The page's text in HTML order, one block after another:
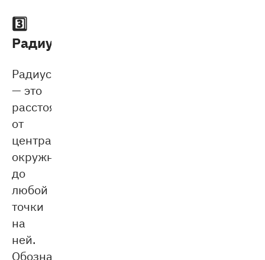
3️⃣
Радиус
Радиус
— это
расстояние
от
центра
окружности
до
любой
точки
на
ней.
Обозначается